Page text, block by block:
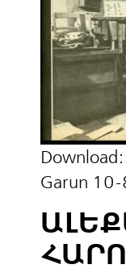
Download:
Garun